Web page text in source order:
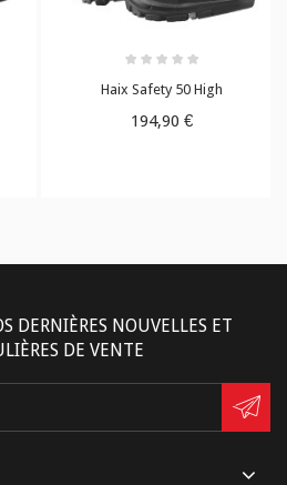
Haix Safety 50 High
194,90 €
DERNIÈRES NOUVELLES ET
DE VENTE